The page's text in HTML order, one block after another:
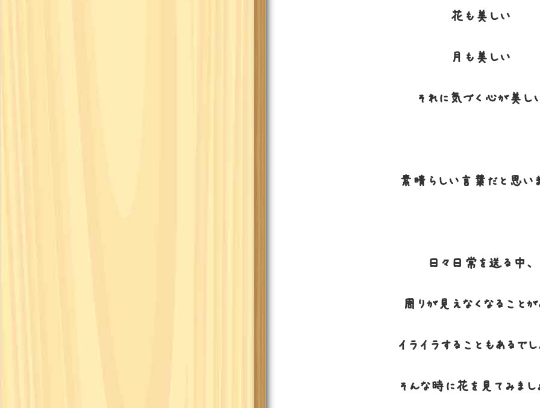
花も美しい
月も美しい
それに気づく心が美し
素晴らしい言葉だと思い
日々日常を送る中、
周りが見えなくなることが
イライラすることもあるでし
そんな時に花を見てみまし